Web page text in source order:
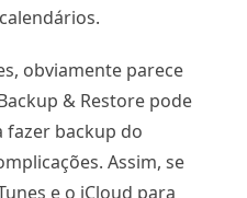
obviamente parece
& Restore pode
fazer backup do
Assim, se
e o iCloud para